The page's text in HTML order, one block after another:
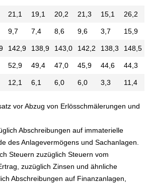
21,1 19,1 20,2 21,3 15,1 26,2
9,7 7,4 8,6 9,6 3,7 15,9
142,9 138,9 143,0 142,2 138,3 148,5
52,9 49,4 47,0 45,9 44,6 44,3
12,1 6,1 6,0 6,0 3,3 11,4
vor Abzug von Erlösschmälerungen und
Abschreibungen auf immaterielle
des Anlagevermögens und Sachanlagen.
Steuern zuzüglich Steuern vom
zuzüglich Zinsen und ähnliche
Abschreibungen auf Finanzanlagen,